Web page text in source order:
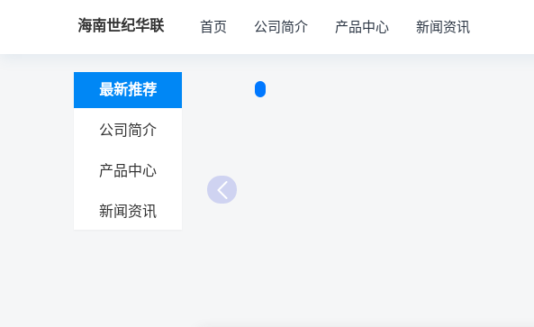
海南世纪华联 首页 公司简介 产品中心 新闻资讯
最新推荐
公司简介
产品中心
新闻资讯